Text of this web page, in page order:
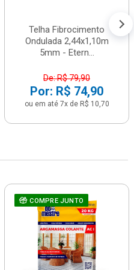
Telha Fibrocimento
Ondulada 2,44x1,10m
5mm - Etern...
De: R$ 79,90
Por: R$ 74,90
ou em até 7x de R$ 10,70
COMPRE JUNTO